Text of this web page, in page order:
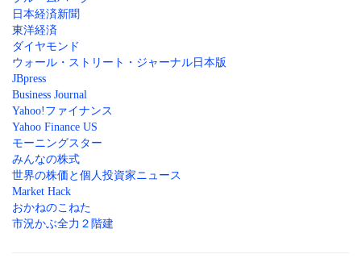
日本経済新聞
東洋経済
ダイヤモンド
ウォール・ストリート・ジャーナル日本版
JBpress
Business Journal
Yahoo!ファイナンス
Yahoo Finance US
モーニングスター
みんなの株式
世界の株価と個人投資家ニュース
Market Hack
おかねのこねた
市況かぶ全力２階建